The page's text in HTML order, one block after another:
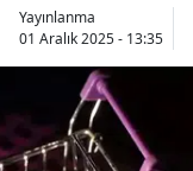
Yayınlanma
01 Aralık 2025 - 13:35